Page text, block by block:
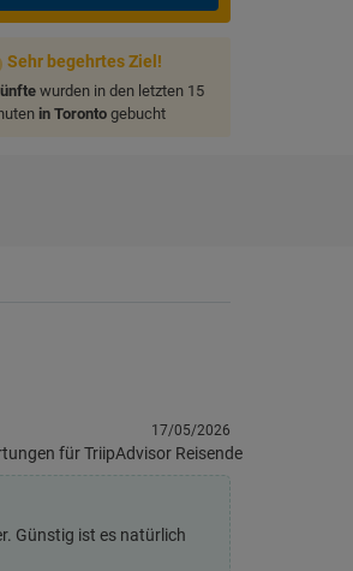
Sehr begehrtes Ziel!
wurden in den letzten 15
in Toronto gebucht
17/05/2026
Günstig ist es natürlich